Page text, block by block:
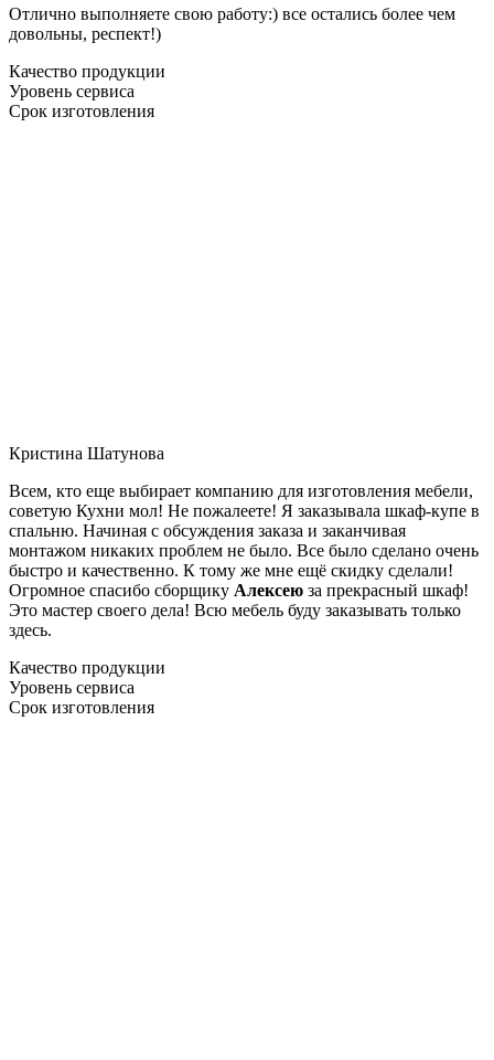
Отлично выполняете свою работу:) все остались более чем
довольны, респект!)
Качество продукции
Уровень сервиса
Срок изготовления
Кристина Шатунова
Всем, кто еще выбирает компанию для изготовления мебели,
советую Кухни мол! Не пожалеете! Я заказывала шкаф-купе в
спальню. Начиная с обсуждения заказа и заканчивая
монтажом никаких проблем не было. Все было сделано очень
быстро и качественно. К тому же мне ещё скидку сделали!
Огромное спасибо сборщику Алексею за прекрасный шкаф!
Это мастер своего дела! Всю мебель буду заказывать только
здесь.
Качество продукции
Уровень сервиса
Срок изготовления